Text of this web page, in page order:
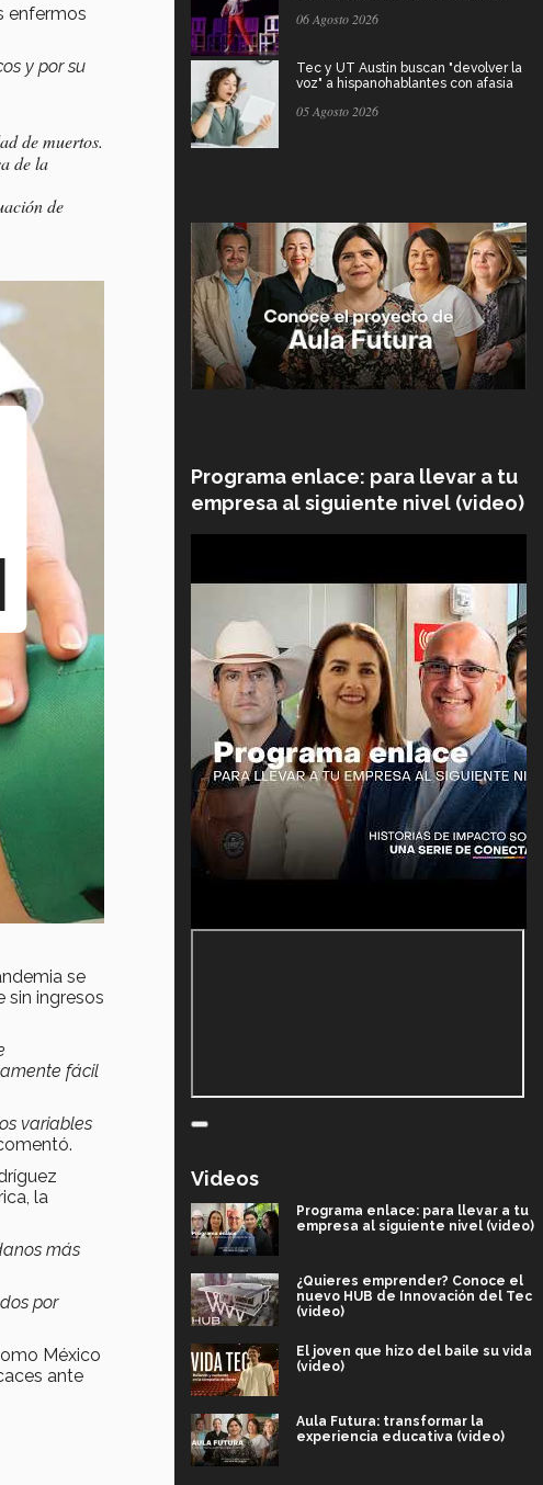
enfermos
y por su
de muertos.
de la
de
se
sin ingresos
fácil
variables
la
más
por
México
ante
06 Agosto 2026
Tec y UT Austin buscan "devolver la
voz" a hispanohablantes con afasia
05 Agosto 2026
Programa enlace: para llevar a tu
empresa al siguiente nivel (video)
Videos
Programa enlace: para llevar a tu
empresa al siguiente nivel (video)
¿Quieres emprender? Conoce el
nuevo HUB de Innovación del Tec
(video)
El joven que hizo del baile su vida
(video)
Aula Futura: transformar la
experiencia educativa (video)